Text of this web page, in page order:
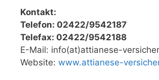
Kontakt:
Telefon: 02422/9542187
Telefax: 02422/9542188
E-Mail: info(at)attianese-
Website: www.attianese-